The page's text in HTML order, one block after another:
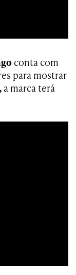
conta com
para mostrar
a marca terá